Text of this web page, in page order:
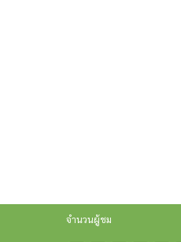
จำนวนผู้ชม